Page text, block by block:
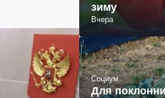
зиму
Вчера
Социум
Для